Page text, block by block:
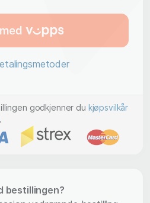
godkjenner du kjøpsvilkår
.
bestillingen?